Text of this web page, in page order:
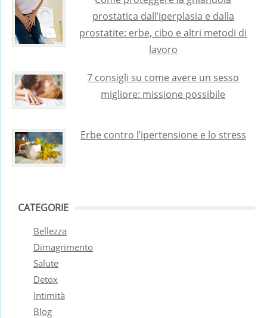
prostatica dall’iperplasia e dalla
prostatite: erbe, cibo e altri metodi di
lavoro
7 consigli su come avere un sesso
migliore: missione possibile
Erbe contro l’ipertensione e lo stress
CATEGORIE
Bellezza
Dimagrimento
Salute
Detox
Intimità
Blog